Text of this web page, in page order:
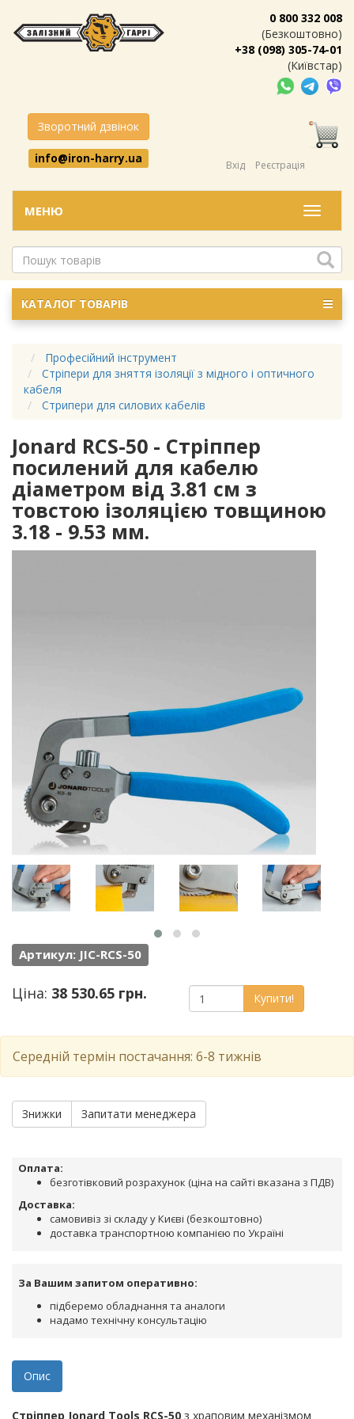
0 800 332 008
(Безкоштовно)
+38 (098) 305-74-01
(Київстар)
Зворотний дзвінок
info@iron-harry.ua
Вхід Реєстрація
Меню
МЕНЮ
КАТАЛОГ ТОВАРІВ
Професійний інструмент
Стріпери для зняття ізоляції з мідного і оптичного
кабеля
Стрипери для силових кабелів
Jonard RCS-50 - Стріппер
посилений для кабелю
діаметром від 3.81 см з
товстою ізоляцією товщиною
3.18 - 9.53 мм.
Артикул: JIC-RCS-50
Ціна: 38 530.65 грн. Купити!
Середній термін постачання: 6-8 тижнів
Знижки Запитати менеджера
Оплата:
безготівковий розрахунок (ціна на сайті вказана з ПДВ)
Доставка:
самовивіз зі складу у Києві (безкоштовно)
доставка транспортною компанією по Україні
За Вашим запитом оперативно:
підберемо обладнання та аналоги
надамо технічну консультацію
Опис
Стріппер Jonard Tools RCS-50 з храповим механізмом